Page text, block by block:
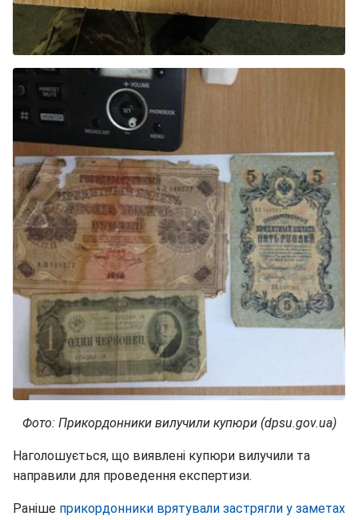
Фото: Прикордонники вилучили купюри (dpsu.gov.ua)
Наголошується, що виявлені купюри вилучили та
направили для проведення експертизи.
Раніше прикордонники врятували застрягли у заметах